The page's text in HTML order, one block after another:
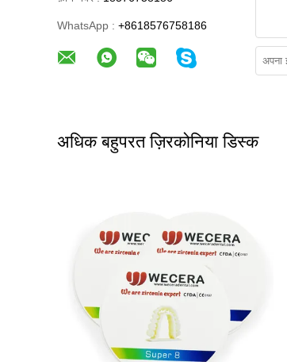
WhatsApp : +8618576758186
अधिक बहुपरत ज़िरकोनिया डिस्क